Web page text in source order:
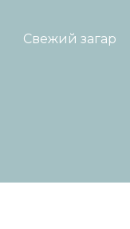
Свежий загар